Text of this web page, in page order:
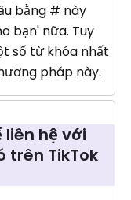
bằng # này
bạn' nữa. Tuy
số từ khóa nhất
pháp này.
hệ với
trên TikTok